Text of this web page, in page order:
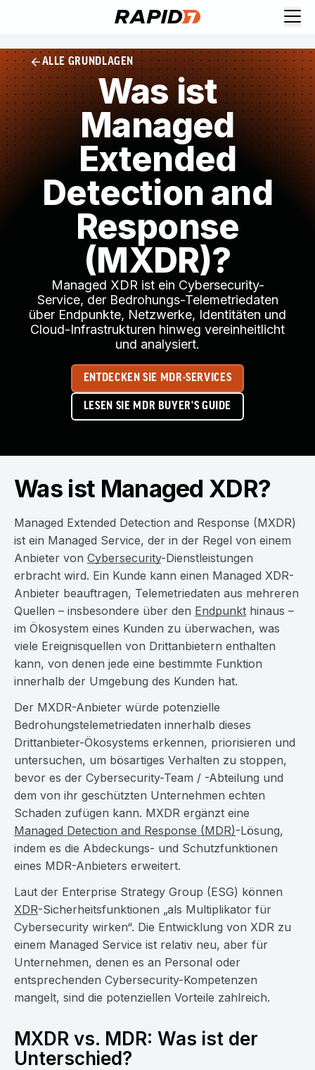
ALLE GRUNDLAGEN
Was ist
Managed
Extended
Detection and
Response
(MXDR)?
Managed XDR ist ein Cybersecurity-
Service, der Bedrohungs-Telemetriedaten
über Endpunkte, Netzwerke, Identitäten und
Cloud-Infrastrukturen hinweg vereinheitlicht
und analysiert.
ENTDECKEN SIE MDR-SERVICES
LESEN SIE MDR BUYER'S GUIDE
Was ist Managed XDR?
Managed Extended Detection and Response (MXDR)
ist ein Managed Service, der in der Regel von einem
Anbieter von Cybersecurity-Dienstleistungen
erbracht wird. Ein Kunde kann einen Managed XDR-
Anbieter beauftragen, Telemetriedaten aus mehreren
Quellen – insbesondere über den Endpunkt hinaus –
im Ökosystem eines Kunden zu überwachen, was
viele Ereignisquellen von Drittanbietern enthalten
kann, von denen jede eine bestimmte Funktion
innerhalb der Umgebung des Kunden hat.
Der MXDR-Anbieter würde potenzielle
Bedrohungstelemetriedaten innerhalb dieses
Drittanbieter-Ökosystems erkennen, priorisieren und
untersuchen, um bösartiges Verhalten zu stoppen,
bevor es der Cybersecurity-Team / -Abteilung und
dem von ihr geschützten Unternehmen echten
Schaden zufügen kann. MXDR ergänzt eine
Managed Detection and Response (MDR)-Lösung,
indem es die Abdeckungs- und Schutzfunktionen
eines MDR-Anbieters erweitert.
Laut der Enterprise Strategy Group (ESG) können
XDR-Sicherheitsfunktionen „als Multiplikator für
Cybersecurity wirken“. Die Entwicklung von XDR zu
einem Managed Service ist relativ neu, aber für
Unternehmen, denen es an Personal oder
entsprechenden Cybersecurity-Kompetenzen
mangelt, sind die potenziellen Vorteile zahlreich.
MXDR vs. MDR: Was ist der
Unterschied?